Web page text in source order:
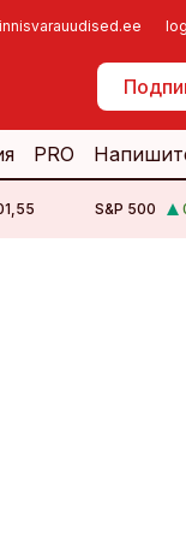
PRO
S&P 500